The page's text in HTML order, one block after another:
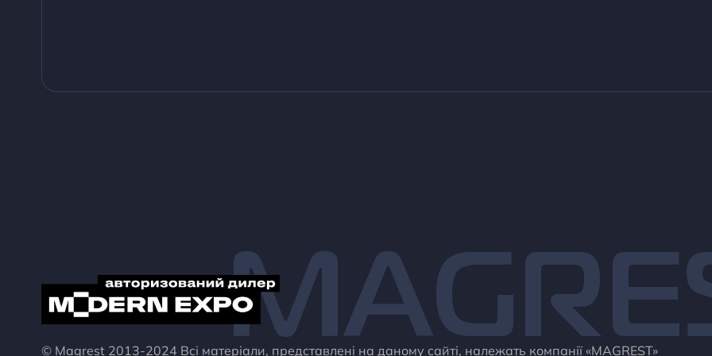
© Magrest 2013-2024 Всі матеріали, представлені на даному сайті, належать компанії «MAGREST»